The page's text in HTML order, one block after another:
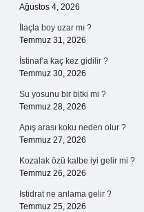
Ağustos 4, 2026
İlaçla boy uzar mı ?
Temmuz 31, 2026
İstinaf’a kaç kez gidilir ?
Temmuz 30, 2026
Su yosunu bir bitki mi ?
Temmuz 28, 2026
Apış arası koku neden olur ?
Temmuz 27, 2026
Kozalak özü kalbe iyi gelir mi ?
Temmuz 26, 2026
Istidrat ne anlama gelir ?
Temmuz 25, 2026